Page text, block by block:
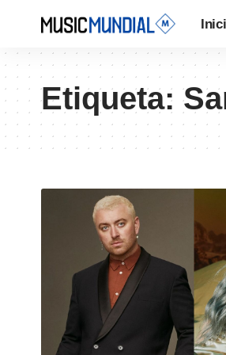
Etiqueta: